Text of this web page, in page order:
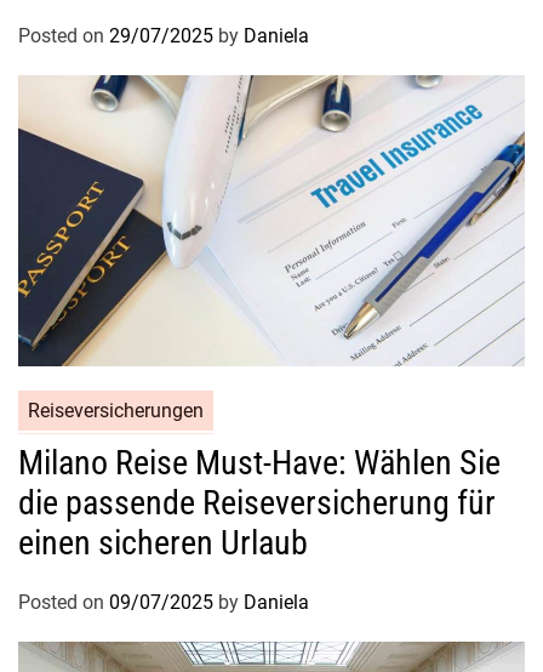
n
h
e
!
Posted on 29/07/2025 by Daniela
Reiseversicherungen
Milano Reise Must-Have: Wählen Sie
die passende Reiseversicherung für
einen sicheren Urlaub
Posted on 09/07/2025 by Daniela